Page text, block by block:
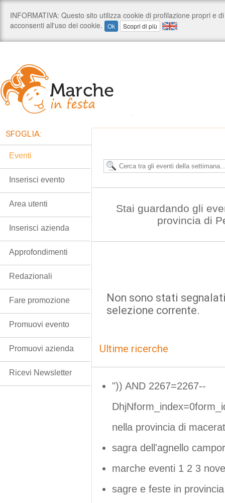
Stai guardando gli
provincia di
Non sono stati
selezione corrente.
Ultime ricerche
")) AND 2267=2267--
nella provincia di
sagra dell'agnello
marche eventi 1 2 3
sagre e feste in
SFOGLIA:
Eventi
Inserisci evento
Area utenti
Inserisci azienda
Approfondimenti
Redazionali
Fare promozione
Promuovi evento
Promuovi azienda
Ricevi Newsletter